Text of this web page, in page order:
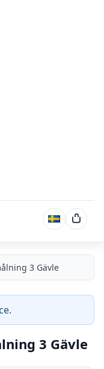
Cart
3 Gävle
3 Gävle